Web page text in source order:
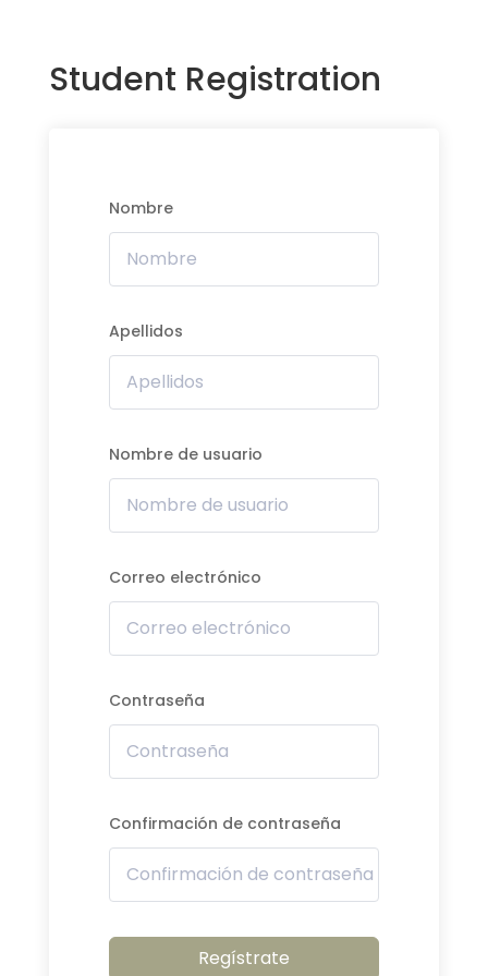
Student Registration
Nombre
Apellidos
Nombre de usuario
Correo electrónico
Contraseña
Confirmación de contraseña
Regístrate